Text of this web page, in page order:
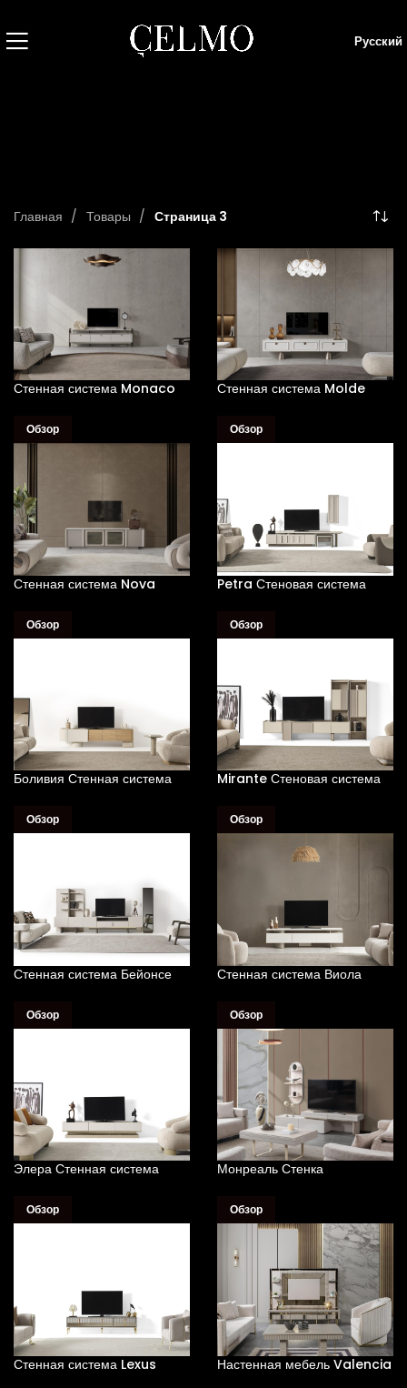
Русский
Главная Товары Страница 3
Стенная система Monaco
Обзор
Стенная система Molde
Обзор
Стенная система Nova
Обзор
Petra Стеновая система
Обзор
Боливия Стенная система
Обзор
Mirante Стеновая система
Обзор
Стенная система Бейонсе
Обзор
Стенная система Виола
Обзор
Элера Стенная система
Обзор
Монреаль Стенка
Обзор
Стенная система Lexus Настенная мебель Valencia